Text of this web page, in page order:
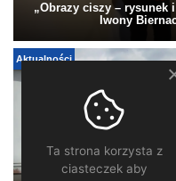
„Obrazy ciszy – rysunek
Iwony
Aktualności
Ta strona korzysta z
ciasteczek aby